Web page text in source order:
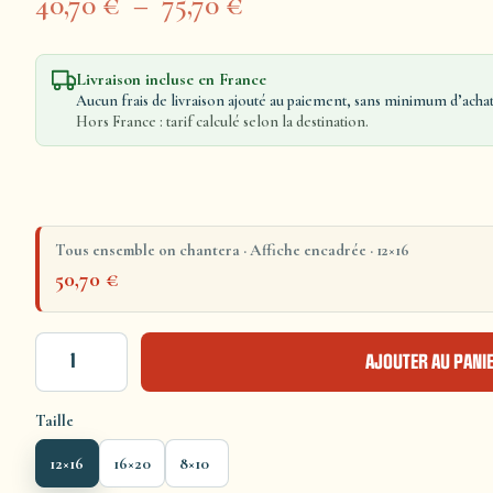
Livraison incluse en France
Aucun frais de livraison ajouté au paiement, sans minimum
Hors France : tarif calculé selon la destination.
Tous ensemble on chantera · Affiche encadrée · 12×16
50,70 €
AJOUTER AU
Taille
12×16 16×20 8×10